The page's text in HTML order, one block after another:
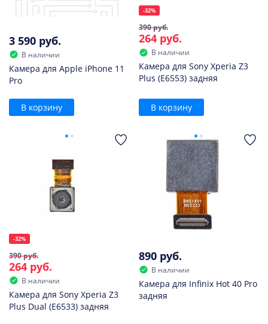
3 590 руб.
В наличии
Камера для Apple iPhone 11
Pro
В корзину
-32%
390 руб.
264 руб.
В наличии
Камера для Sony Xperia Z3
Plus (E6553) задняя
В корзину
-32%
390 руб.
264 руб.
В наличии
Камера для Sony Xperia Z3
Plus Dual (E6533) задняя
890 руб.
В наличии
Камера для Infinix Hot 40 Pro
задняя